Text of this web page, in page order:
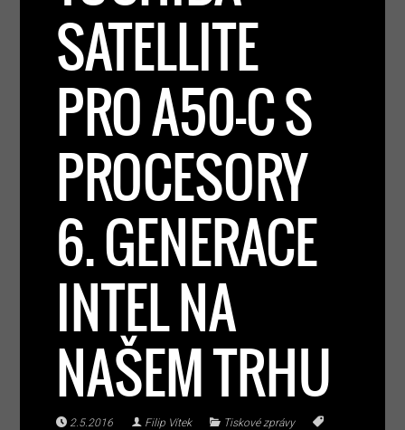
SATELLITE
PRO A50-C S
PROCESORY
6. GENERACE
INTEL NA
NAŠEM TRHU
2.5.2016 Filip Vítek
Tiskové zprávy